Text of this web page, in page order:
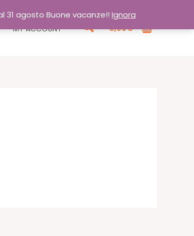
31 agosto Buone vacanze!! Ignora
MY ACCOUNT Cerca
0,00€